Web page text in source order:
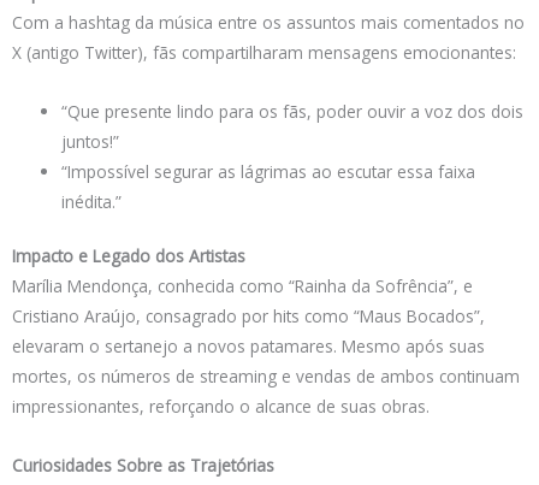
Com a hashtag da música entre os assuntos mais comentados no
X (antigo Twitter), fãs compartilharam mensagens emocionantes:
“Que presente lindo para os fãs, poder ouvir a voz dos dois
juntos!”
“Impossível segurar as lágrimas ao escutar essa faixa
inédita.”
Impacto e Legado dos Artistas
Marília Mendonça, conhecida como “Rainha da Sofrência”, e
Cristiano Araújo, consagrado por hits como “Maus Bocados”,
elevaram o sertanejo a novos patamares. Mesmo após suas
mortes, os números de streaming e vendas de ambos continuam
impressionantes, reforçando o alcance de suas obras.
Curiosidades Sobre as Trajetórias